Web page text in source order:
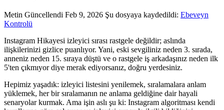
Metin Güncellendi Feb 9, 2026 Şu dosyaya kaydedildi: Ebeveyn
Kontrolü
Instagram Hikayesi izleyici sırası rastgele değildir; aslında
ilişkilerinizi gizlice puanlıyor. Yani, eski sevgiliniz neden 3. sırada,
anneniz neden 15. sıraya düştü ve o rastgele iş arkadaşınız neden ilk
5'ten çıkmıyor diye merak ediyorsanız, doğru yerdesiniz.
Hepimiz yaşadık: izleyici listesini yenilemek, sıralamalara anlam
yüklemek, her bir sıralamanın ne anlama geldiğine dair hayali
senaryolar kurmak. Ama işin aslı şu ki: Instagram algoritması kendi